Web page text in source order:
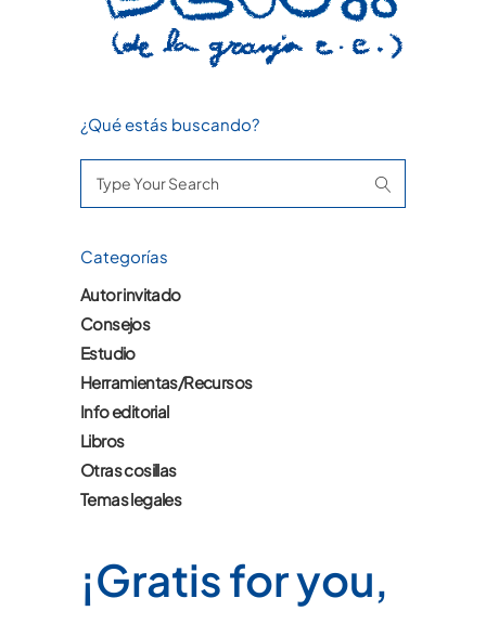
¿Qué estás buscando?
for:
Categorías
Autor invitado
Consejos
Estudio
Herramientas/Recursos
Info editorial
Libros
Otras cosillas
Temas legales
¡Gratis for you,